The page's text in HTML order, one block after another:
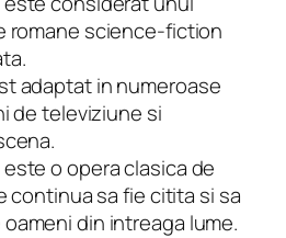
romane science-fiction
adaptat in numeroase
de televiziune si
o opera clasica de
continua sa fie citita si sa
din intreaga lume.